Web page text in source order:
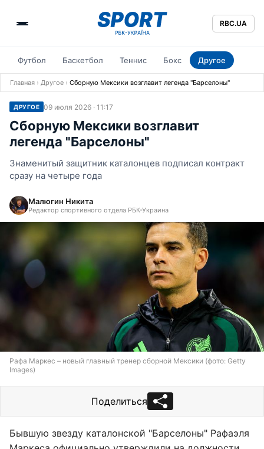
RBC.UA
Футбол Баскетбол Теннис Бокс Другое
Главная › Другое › Сборную Мексики возглавит легенда "Барселоны"
ДРУГОЕ 09 июля 2026 · 11:17
Сборную Мексики возглавит
легенда "Барселоны"
Знаменитый защитник каталонцев подписал контракт
сразу на четыре года
Малюгин Никита
Редактор спортивного отдела РБК-Украина
Рафа Маркес – новый главный тренер сборной Мексики (фото: Getty
Images)
Поделиться
Бывшую звезду каталонской "Барселоны" Рафаэля